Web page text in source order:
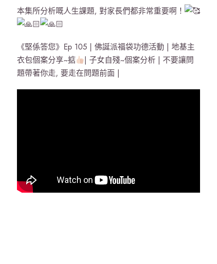
本集所分析嘅人生課題, 對家長們都非常重要啊！
《堅係答您》Ep 105 | 佛誕派福袋功德活動 | 地基主
衣包個案分享~掂
| 子女自殘~個案分析 | 不要讓問
題帶著你走, 要走在問題前面 |